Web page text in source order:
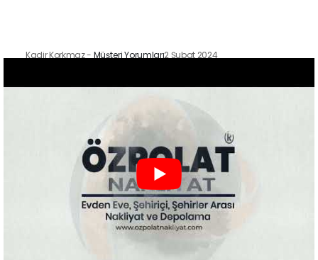
Kadir Korkmaz- Müşteri Yorumları2 Şubat 2024
-Müşteri Yorumları2 Şubat 2024
Özpolat Nakliyat ile çalışmak, Gaziantep'ten Ankara'ya
taşınma işlemimizi oldukça kolaylaştırdı. Eşyalarımızı dikkatle